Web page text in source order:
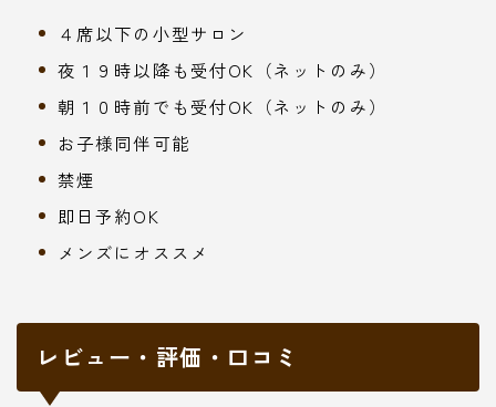
４席以下の小型サロン
夜１９時以降も受付OK（ネットのみ）
朝１０時前でも受付OK（ネットのみ）
お子様同伴可能
禁煙
即日予約OK
メンズにオススメ
レビュー・評価・口コミ